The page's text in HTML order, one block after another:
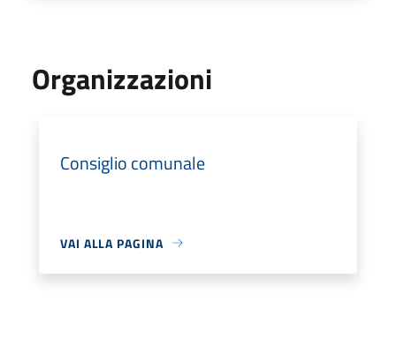
Organizzazioni
Consiglio comunale
VAI ALLA PAGINA